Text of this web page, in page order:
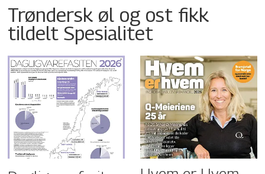
Trøndersk øl og ost fikk
tildelt Spesialitet